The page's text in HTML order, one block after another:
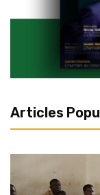
Articles